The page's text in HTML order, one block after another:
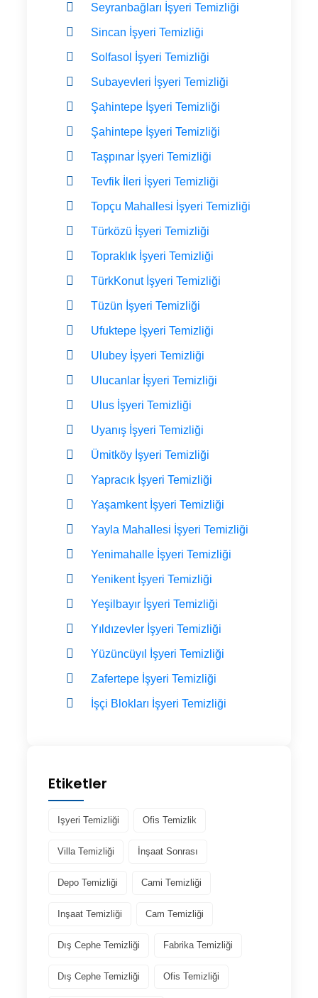
Seyranbağları İşyeri Temizliği
Sincan İşyeri Temizliği
Solfasol İşyeri Temizliği
Subayevleri İşyeri Temizliği
Şahintepe İşyeri Temizliği
Şahintepe İşyeri Temizliği
Taşpınar İşyeri Temizliği
Tevfik İleri İşyeri Temizliği
Topçu Mahallesi İşyeri Temizliği
Türközü İşyeri Temizliği
Topraklık İşyeri Temizliği
TürkKonut İşyeri Temizliği
Tüzün İşyeri Temizliği
Ufuktepe İşyeri Temizliği
Ulubey İşyeri Temizliği
Ulucanlar İşyeri Temizliği
Ulus İşyeri Temizliği
Uyanış İşyeri Temizliği
Ümitköy İşyeri Temizliği
Yapracık İşyeri Temizliği
Yaşamkent İşyeri Temizliği
Yayla Mahallesi İşyeri Temizliği
Yenimahalle İşyeri Temizliği
Yenikent İşyeri Temizliği
Yeşilbayır İşyeri Temizliği
Yıldızevler İşyeri Temizliği
Yüzüncüyıl İşyeri Temizliği
Zafertepe İşyeri Temizliği
İşçi Blokları İşyeri Temizliği
Etiketler
Işyeri Temizliği Ofis Temizlik
Villa Temizliği İnşaat Sonrası
Depo Temizliği Cami Temizliği
Inşaat Temizliği Cam Temizliği
Dış Cephe Temizliği Fabrika Temizliği
Dış Cephe Temizliği Ofis Temizliği